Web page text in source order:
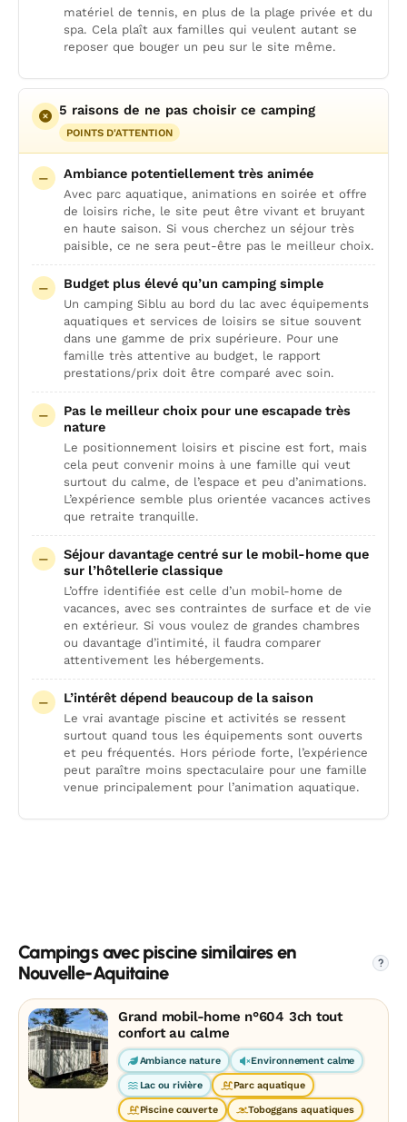
matériel de tennis, en plus de la plage privée et du
spa. Cela plaît aux familles qui veulent autant se
reposer que bouger un peu sur le site même.
5 raisons de ne pas choisir ce camping
POINTS D'ATTENTION
Ambiance potentiellement très animée
Avec parc aquatique, animations en soirée et offre
de loisirs riche, le site peut être vivant et bruyant
en haute saison. Si vous cherchez un séjour très
paisible, ce ne sera peut-être pas le meilleur choix.
Budget plus élevé qu’un camping simple
Un camping Siblu au bord du lac avec équipements
aquatiques et services de loisirs se situe souvent
dans une gamme de prix supérieure. Pour une
famille très attentive au budget, le rapport
prestations/prix doit être comparé avec soin.
Pas le meilleur choix pour une escapade très
nature
Le positionnement loisirs et piscine est fort, mais
cela peut convenir moins à une famille qui veut
surtout du calme, de l’espace et peu d’animations.
L’expérience semble plus orientée vacances actives
que retraite tranquille.
Séjour davantage centré sur le mobil-home que
sur l’hôtellerie classique
L’offre identifiée est celle d’un mobil-home de
vacances, avec ses contraintes de surface et de vie
en extérieur. Si vous voulez de grandes chambres
ou davantage d’intimité, il faudra comparer
attentivement les hébergements.
L’intérêt dépend beaucoup de la saison
Le vrai avantage piscine et activités se ressent
surtout quand tous les équipements sont ouverts
et peu fréquentés. Hors période forte, l’expérience
peut paraître moins spectaculaire pour une famille
venue principalement pour l’animation aquatique.
Campings avec piscine similaires en
Nouvelle-Aquitaine
?
Grand mobil-home n°604 3ch tout
confort au calme
Ambiance nature Environnement calme
Lac ou rivière Parc aquatique
Piscine couverte Toboggans aquatiques